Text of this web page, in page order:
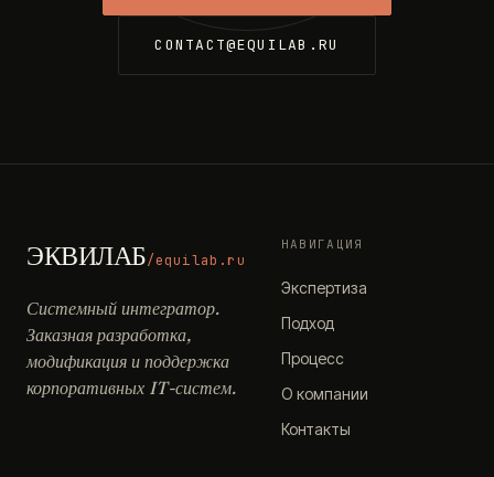
CONTACT@EQUILAB.RU
ЭКВИЛАБ/equilab.ru
Системный интегратор.
Заказная разработка,
модификация и поддержка
корпоративных IT-систем.
НАВИГАЦИЯ
Экспертиза
Подход
Процесс
О компании
Контакты